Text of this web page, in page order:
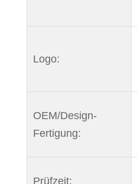
Logo:
OEM/Design-
Fertigung:
Prüfzeit: